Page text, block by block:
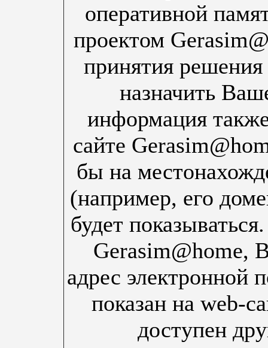
оперативной
проектом
принятия
назначить
информация
сайте
бы на
(например, его
будет
Gerasim@home,
адрес электронной
показан на web-
доступен